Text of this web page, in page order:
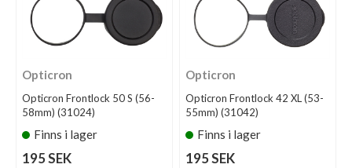
Opticron
Opticron Frontlock 50 S (56-
58mm) (31024)
Finns i lager
195 SEK
Opticron
Opticron Frontlock 42 XL (53-
55mm) (31042)
Finns i lager
195 SEK